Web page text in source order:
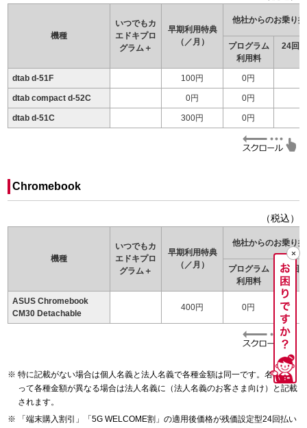
機種
いつでもカ
エドキプロ
グラム＋
早期利用特典
（／月）
他社からのお乗り
プログラム
利用料
24回
dtab d-51F 100円 0円
dtab compact d-52C 0円 0円
dtab d-51C 300円 0円
Chromebook
（税込）
機種
いつでもカ
エドキプロ
グラム＋
早期利用特典
（／月）
他社からのお乗り
プログラム
利用料
24回
ASUS Chromebook
CM30 Detachable
400円 0円
特に記載がない場合は個人名義と法人名義で各種金額は同一です。名義によ
って各種金額が異なる場合は法人名義に（法人名義のお客さま向け）と記載
されます。
「端末購入割引」「5G WELCOME割」の適用後価格が残価設定型24回払い